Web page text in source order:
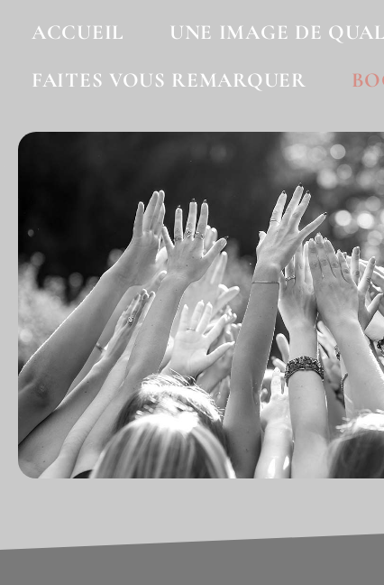
ACCUEIL UNE IMAGE DE
FAITES VOUS REMARQUER